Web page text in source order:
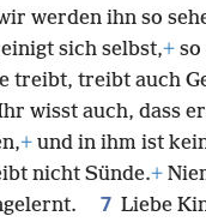
werden ihn so
sich selbst,+ so
treibt, treibt auch
wisst auch, dass
+ und in ihm ist
nicht Sünde.+
7 Liebe